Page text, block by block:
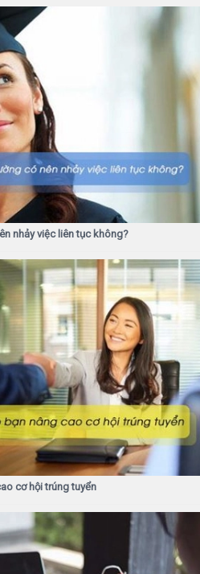
nhảy việc liên tục không?
cơ hội trúng tuyển